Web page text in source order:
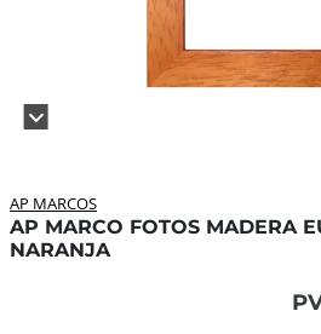
AP MARCOS
AP MARCO FOTOS MADERA
NARANJA